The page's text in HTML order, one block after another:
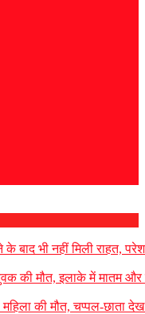
बाद भी नहीं मिली राहत,
की मौत, इलाके में मातम
की मौत, चप्पल-छाता